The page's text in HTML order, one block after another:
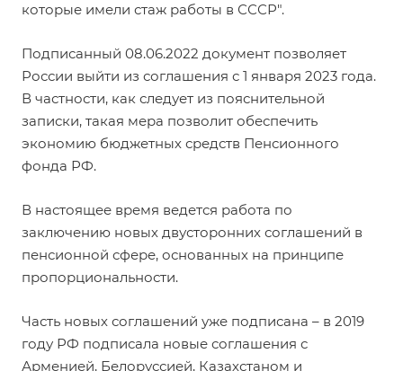
которые имели стаж работы в СССР".
Подписанный 08.06.2022 документ позволяет
России выйти из соглашения с 1 января 2023 года.
В частности, как следует из пояснительной
записки, такая мера позволит обеспечить
экономию бюджетных средств Пенсионного
фонда РФ.
В настоящее время ведется работа по
заключению новых двусторонних соглашений в
пенсионной сфере, основанных на принципе
пропорциональности.
Часть новых соглашений уже подписана – в 2019
году РФ подписала новые соглашения с
Арменией, Белоруссией, Казахстаном и